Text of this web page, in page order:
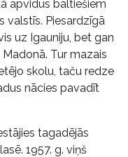
apvidus baltiešiem
valstīs. Piesardzīgā
uz Igauniju, bet gan
Tur mazais
skolu, taču redze
nācies pavadīt
tagadējās
1957. g. viņš